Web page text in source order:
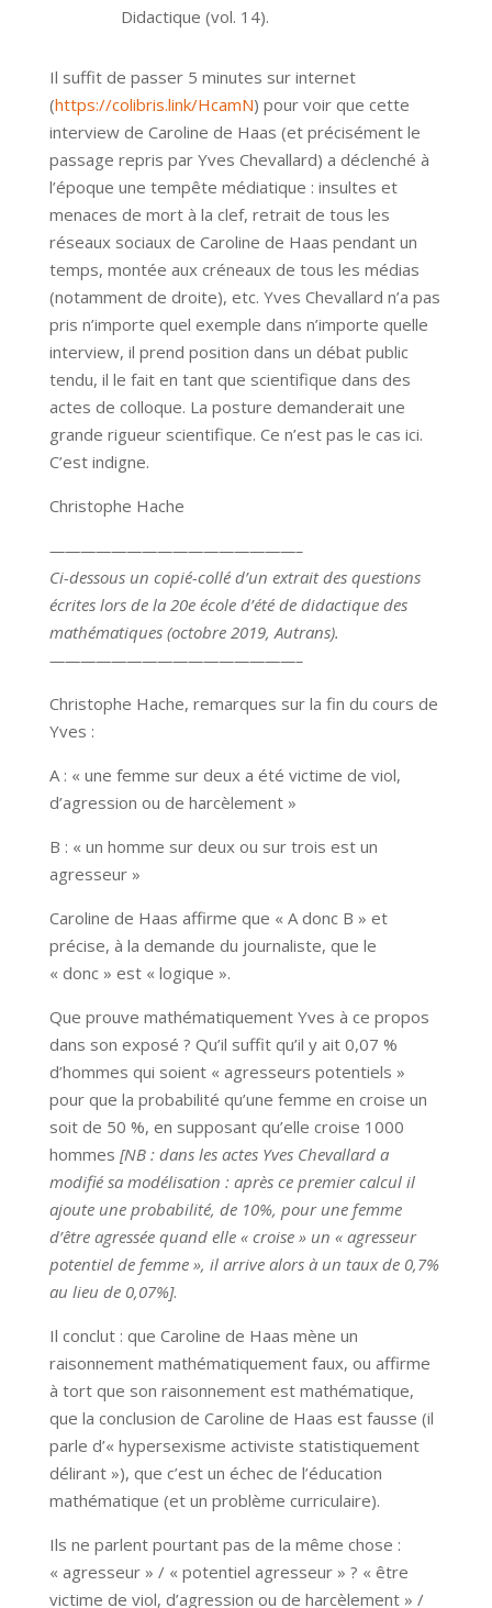
Didactique (vol. 14).
Il suffit de passer 5 minutes sur internet
(https://colibris.link/HcamN) pour voir que cette
interview de Caroline de Haas (et précisément le
passage repris par Yves Chevallard) a déclenché à
l’époque une tempête médiatique : insultes et
menaces de mort à la clef, retrait de tous les
réseaux sociaux de Caroline de Haas pendant un
temps, montée aux créneaux de tous les médias
(notamment de droite), etc. Yves Chevallard n’a pas
pris n’importe quel exemple dans n’importe quelle
interview, il prend position dans un débat public
tendu, il le fait en tant que scientifique dans des
actes de colloque. La posture demanderait une
grande rigueur scientifique. Ce n’est pas le cas ici.
C’est indigne.
Christophe Hache
————————————————–
Ci-dessous un copié-collé d’un extrait des questions
écrites lors de la 20e école d’été de didactique des
mathématiques (octobre 2019, Autrans).
————————————————–
Christophe Hache, remarques sur la fin du cours de
Yves :
A : « une femme sur deux a été victime de viol,
d’agression ou de harcèlement »
B : « un homme sur deux ou sur trois est un
agresseur »
Caroline de Haas affirme que « A donc B » et
précise, à la demande du journaliste, que le
« donc » est « logique ».
Que prouve mathématiquement Yves à ce propos
dans son exposé ? Qu’il suffit qu’il y ait 0,07 %
d’hommes qui soient « agresseurs potentiels »
pour que la probabilité qu’une femme en croise un
soit de 50 %, en supposant qu’elle croise 1000
hommes [NB : dans les actes Yves Chevallard a
modifié sa modélisation : après ce premier calcul il
ajoute une probabilité, de 10%, pour une femme
d’être agressée quand elle « croise » un « agresseur
potentiel de femme », il arrive alors à un taux de 0,7%
au lieu de 0,07%].
Il conclut : que Caroline de Haas mène un
raisonnement mathématiquement faux, ou affirme
à tort que son raisonnement est mathématique,
que la conclusion de Caroline de Haas est fausse (il
parle d’« hypersexisme activiste statistiquement
délirant »), que c’est un échec de l’éducation
mathématique (et un problème curriculaire).
Ils ne parlent pourtant pas de la même chose :
« agresseur » / « potentiel agresseur » ? « être
victime de viol, d’agression ou de harcèlement » /